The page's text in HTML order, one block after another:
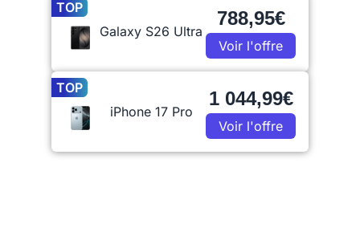
TOP
Galaxy S26 Ultra
788,95€
Voir l'offre
TOP
iPhone 17 Pro
1 044,99€
Voir l'offre